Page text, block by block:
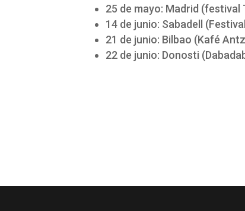
25 de mayo: Madrid (festival
14 de junio: Sabadell
21 de junio: Bilbao (Kafé
22 de junio: Donosti